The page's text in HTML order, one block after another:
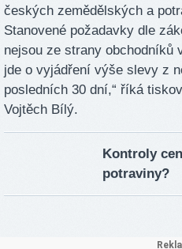
českých zemědělských a
Stanovené požadavky dle
nejsou ze strany obchodníků
jde o vyjádření výše slevy z
posledních 30 dní,“ říká
Vojtěch Bílý.
Kontroly
potraviny?